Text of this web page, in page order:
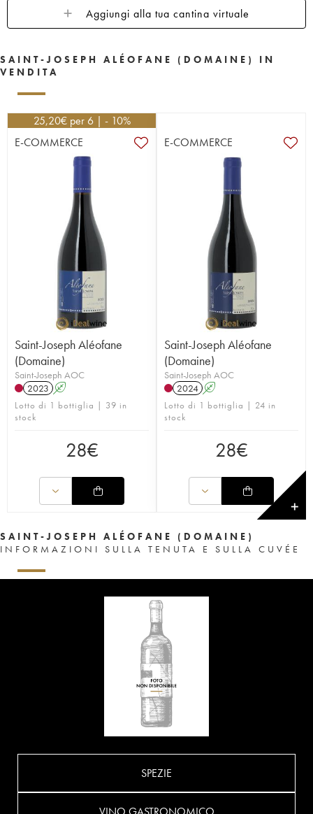
Aggiungi alla tua cantina virtuale
SAINT-JOSEPH ALÉOFANE (DOMAINE) IN
VENDITA
25,20€ per 6 | - 10%
E-COMMERCE
Saint-Joseph Aléofane
(Domaine)
Saint-Joseph AOC
2023 A
Lotto di 1 bottiglia | 39 in
stock
28€
E-COMMERCE
Saint-Joseph Aléofane
(Domaine)
Saint-Joseph AOC
2024 A
Lotto di 1 bottiglia | 24 in
stock
28€
✕
SAINT-JOSEPH ALÉOFANE (DOMAINE)
INFORMAZIONI SULLA TENUTA E SULLA CUVÉE
SPEZIE